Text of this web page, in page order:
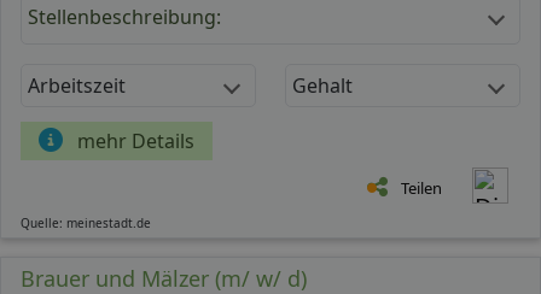
Stellenbeschreibung:
Arbeitszeit Gehalt
mehr Details
Teilen
Quelle: meinestadt.de
Brauer und Mälzer (m/ w/ d)